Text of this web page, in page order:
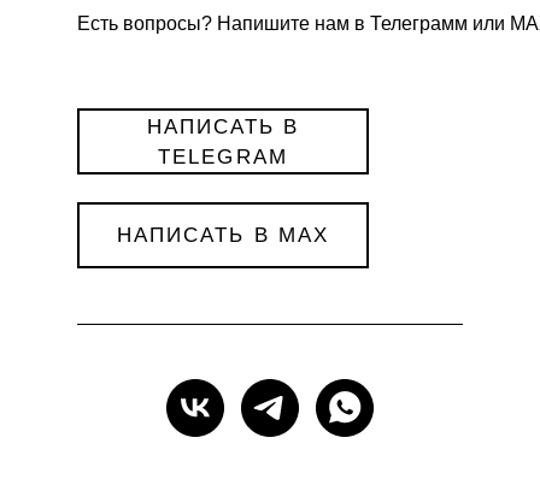
Есть вопросы? Напишите нам в Телеграмм или
НАПИСАТЬ В MAX
НАПИСАТЬ В
TELEGRAM